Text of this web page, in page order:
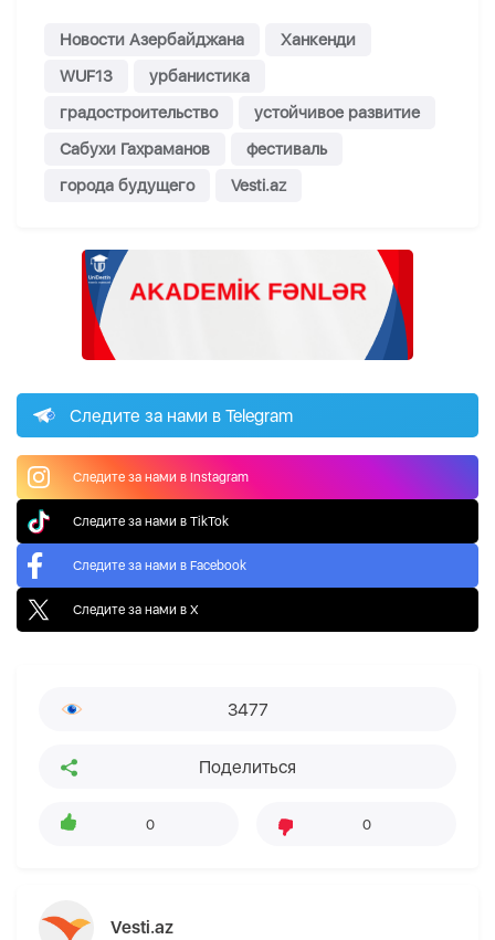
Новости Азербайджана
Ханкенди
WUF13
урбанистика
градостроительство
устойчивое развитие
Сабухи Гахраманов
фестиваль
города будущего
Vesti.az
Следите за нами в Telegram
Следите за нами в Instagram
Следите за нами в TikTok
Следите за нами в Facebook
Следите за нами в X
3477
Поделиться
0 0
Vesti.az